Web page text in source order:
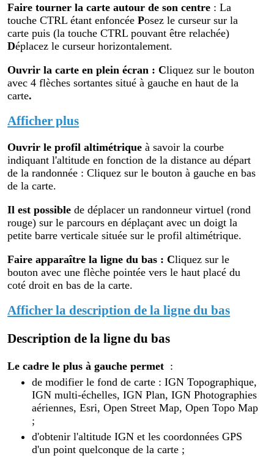
Faire tourner la carte autour de son centre : La
touche CTRL étant enfoncéePosez le curseur sur la
carte puis (la touche CTRL pouvant être relachée)
Déplacez le curseur horizontalement.
Ouvrir la carte en plein écran :Cliquez sur le bouton
avec 4 flèches sortantes situé à gauche en haut de la
carte.
Afficher plus
Ouvrir le profil altimétrique à savoir la courbe
indiquant l'altitude en fonction de la distance au départ
de la randonnée : Cliquez sur le bouton à gauche en bas
de la carte.
Il est possible de déplacer un randonneur virtuel (rond
rouge) sur le parcours en déplaçant avec un doigt la
petite barre verticale située sur le profil altimétrique.
Faire apparaître la ligne du bas : Cliquez sur le
bouton avec une flèche pointée vers le haut placé du
coté droit en bas de la carte.
Afficher la description de la ligne du bas
Description de la ligne du bas
Le cadre le plus à gauche permet :
de modifier le fond de carte : IGN Topographique,
IGN multi-échelles, IGN Plan, IGN Photographies
aériennes, Esri, Open Street Map, Open Topo Map
;
d'obtenir l'altitude IGN et les coordonnées GPS
d'un point quelconque de la carte ;